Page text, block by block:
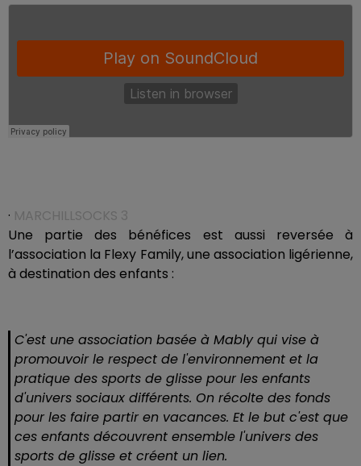
· MARCHILLSOCKS 3
Une partie des bénéfices est aussi reversée à
l’association la Flexy Family, une association ligérienne,
à destination des enfants :
C'est une association basée à Mably qui vise à
promouvoir le respect de l'environnement et la
pratique des sports de glisse pour les enfants
d'univers sociaux différents. On récolte des fonds
pour les faire partir en vacances. Et le but c'est que
ces enfants découvrent ensemble l'univers des
sports de glisse et créent un lien.